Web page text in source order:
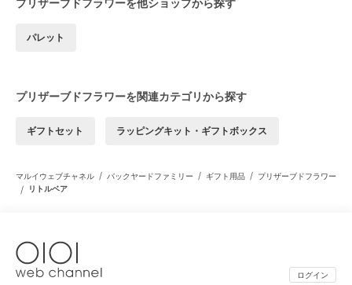
パレット
プリザーブドフラワーを関連カテゴリから探す
ギフトセット ラッピングキット・ギフトボックス
マルイウェブチャネル / バックヤードファミリー / ギフト用品 / プリザーブドフラワー
/ リトルベア
ログイン